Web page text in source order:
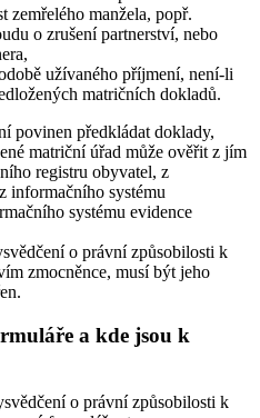
zemřelého manžela, popř.
o zrušení partnerství, nebo
užívaného příjmení, není-li
matričních dokladů.
povinen předkládat doklady,
matriční úřad může ověřit z jím
registru obyvatel, z
informačního systému
systému evidence
o právní způsobilosti k
zmocněnce, musí být jeho
a kde jsou k
o právní způsobilosti k